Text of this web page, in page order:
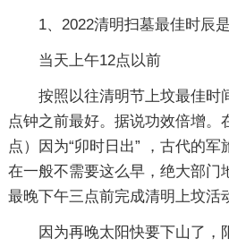
1、2022清明扫墓最佳时辰
当天上午12点以前
按照以往清明节上坟最佳时
点钟之前最好。据说功效倍增。
点）因为“卯时日出” ，古代的军
在一般不需要这么早，绝大部门
最晚下午三点前完成清明上坟活
因为再晚太阳快要下山了，